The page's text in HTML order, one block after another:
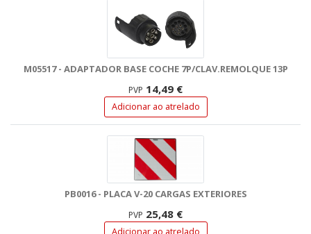
M05517 - ADAPTADOR BASE COCHE 7P/CLAV.REMOLQUE 13P
PVP 14,49 €
Adicionar ao atrelado
PB0016 - PLACA V-20 CARGAS EXTERIORES
PVP 25,48 €
Adicionar ao atrelado